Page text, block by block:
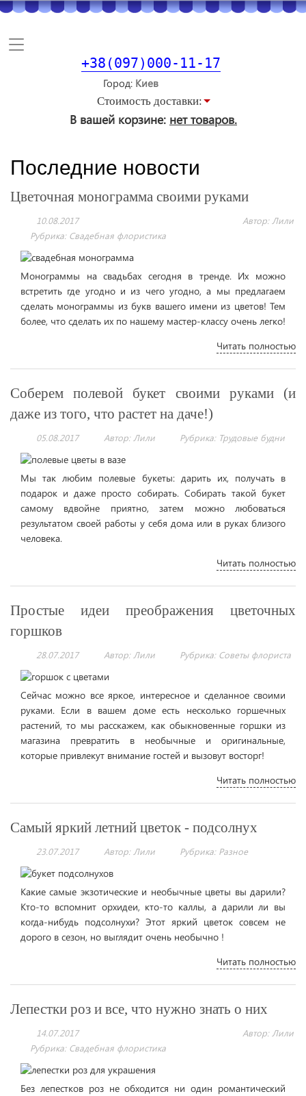
Toggle
+38(097)000-11-17
Город
Стоимость доставки:
В вашей корзине: нет товаров.
Последние новости
Цветочная монограмма своими руками
10.08.2017
Автор: Лили
Рубрика: Свадебная флористика
Монограммы на свадьбах сегодня в тренде. Их можно
встретить где угодно и из чего угодно, а мы предлагаем
сделать монограммы из букв вашего имени из цветов! Тем
более, что сделать их по нашему мастер-классу очень легко!
Читать полностью
Соберем полевой букет своими руками (и
даже из того, что растет на даче!)
05.08.2017 Автор: Лили Рубрика: Трудовые будни
Мы так любим полевые букеты: дарить их, получать в
подарок и даже просто собирать. Собирать такой букет
самому вдвойне приятно, затем можно любоваться
результатом своей работы у себя дома или в руках близого
человека.
Читать полностью
Простые идеи преображения цветочных
горшков
28.07.2017 Автор: Лили Рубрика: Советы флориста
Сейчас можно все яркое, интересное и сделанное своими
руками. Если в вашем доме есть несколько горшечных
растений, то мы расскажем, как обыкновенные горшки из
магазина превратить в необычные и оригинальные,
которые привлекут внимание гостей и вызовут восторг!
Читать полностью
Самый яркий летний цветок - подсолнух
23.07.2017 Автор: Лили Рубрика: Разное
Какие самые экзотические и необычные цветы вы дарили?
Кто-то вспомнит орхидеи, кто-то каллы, а дарили ли вы
когда-нибудь подсолнухи? Этот яркий цветок совсем не
дорого в сезон, но выглядит очень необычно !
Читать полностью
Лепестки роз и все, что нужно знать о них
14.07.2017
Автор: Лили
Рубрика: Свадебная флористика
Без лепестков роз не обходится ни один романтический